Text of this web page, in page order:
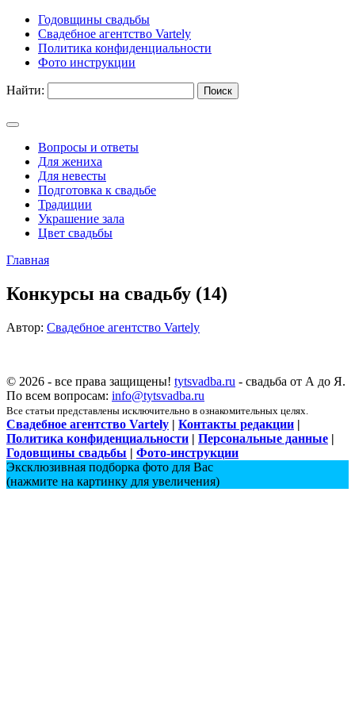
Годовщины свадьбы
Свадебное агентство Vartely
Политика конфиденциальности
Фото инструкции
Найти:
Вопросы и ответы
Для жениха
Для невесты
Подготовка к свадьбе
Традиции
Украшение зала
Цвет свадьбы
Главная
Конкурсы на свадьбу (14)
Автор: Свадебное агентство Vartely
© 2026 - все права защищены! tytsvadba.ru - свадьба от А до Я.
По всем вопросам: info@tytsvadba.ru
Все статьи представлены исключительно в ознакомительных целях.
Свадебное агентство Vartely | Контакты редакции |
Политика конфиденциальности | Персональные данные |
Годовщины свадьбы | Фото-инструкции
Эксклюзивная подборка фото для Вас
(нажмите на картинку для увеличения)